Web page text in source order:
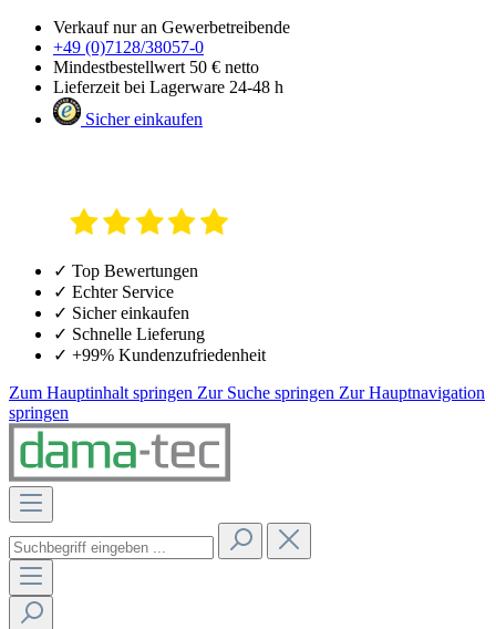
Verkauf nur an Gewerbetreibende
+49 (0)7128/38057-0
Mindestbestellwert 50 € netto
Lieferzeit bei Lagerware 24-48 h
Sicher einkaufen
✓ Top Bewertungen
✓ Echter Service
✓ Sicher einkaufen
✓ Schnelle Lieferung
✓ +99% Kundenzufriedenheit
Zum Hauptinhalt springen Zur Suche springen Zur Hauptnavigation
springen